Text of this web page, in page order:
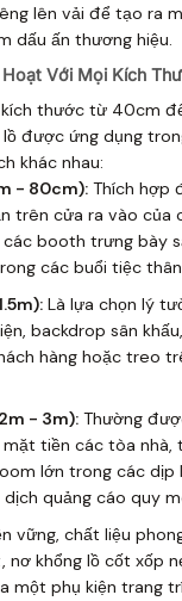
lên vải để tạo ra
dấu ấn thương hiệu.
Với Mọi Kích
thước từ 40cm
được ứng dụng
khác nhau:
- 80cm):Thích hợp
trên cửa ra vào của
booth trưng bày
các buổi tiệc
Là lựa chọn lý
backdrop sân
hàng hoặc treo
- 3m):Thường
tiền các tòa nhà,
lớn trong các dịp
quảng cáo quy
vững, chất liệu
nơ khổng lồ cốt xốp
một phụ kiện trang